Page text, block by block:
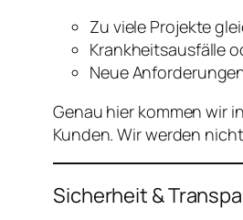
Zu viele Projekte
Krankheitsausfälle
Neue
Genau hier kommen wir
Kunden. Wir werden
Sicherheit &